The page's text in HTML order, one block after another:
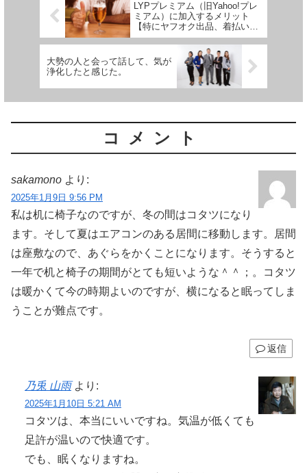
LYPプレミアム（旧Yahoo!プレ
ミアム）に加入するメリット
【特にヤフオク出品、着払いに
は必要】
大勢の人と会って話して、気が
浄化したと感じた。
コメント
sakamono より:
2025年1月9日 9:56 PM
私は机に椅子なのですが、冬の間はコタツになり
ます。そして夏はエアコンのある居間に移動します。居間
は座敷なので、あぐらをかくことになります。そうすると
一年で机と椅子の期間がとても短いような＾＾；。コタツ
は暖かくて今の時期よいのですが、横になると眠ってしま
うことが難点です。
返信
乃兎 山雨 より:
2025年1月10日 5:21 AM
コタツは、本当にいいですね。気温が低くても
足許が温いので快適です。
でも、眠くなりますね。